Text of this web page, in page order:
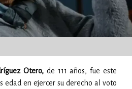
Otero, de 111 años, fue este
edad en ejercer su derecho al voto